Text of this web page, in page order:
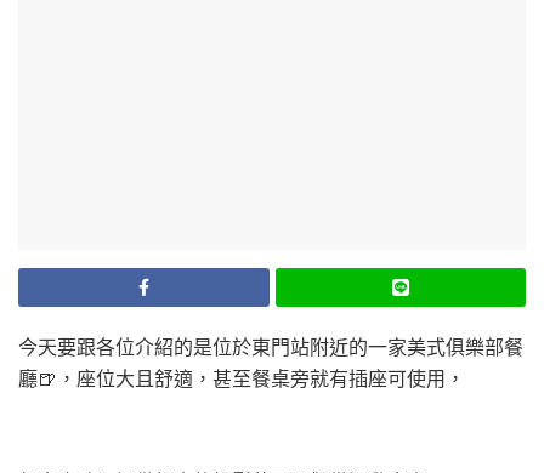
今天要跟各位介紹的是位於東門站附近的一家美式俱樂部餐
廳🍺，座位大且舒適，甚至餐桌旁就有插座可使用，